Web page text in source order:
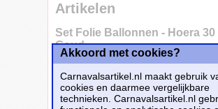
Artikelen
Set Folie Ballonnen - Hoera 30
Goud
Akkoord met cookies?
Carnavalsartikel.nl maakt gebruik
cookies en daarmee vergelijkbare
technieken. Carnavalsartikel.nl